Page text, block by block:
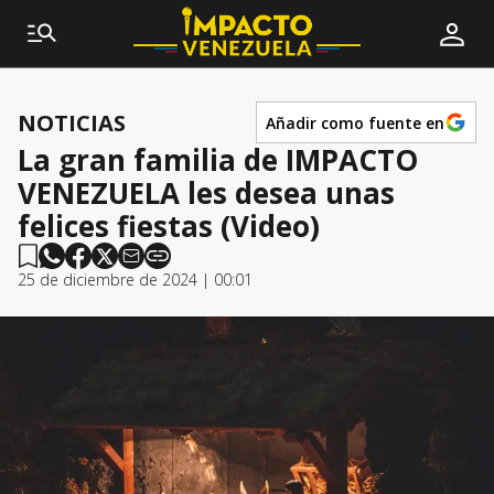
NOTICIAS Añadir como fuente en
La gran familia de IMPACTO
VENEZUELA les desea unas
felices fiestas (Video)
25 de diciembre de 2024 | 00:01